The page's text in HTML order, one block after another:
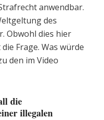
anwendbar.
des
Obwohl dies hier
Frage. Was würde
den im Video
die
illegalen